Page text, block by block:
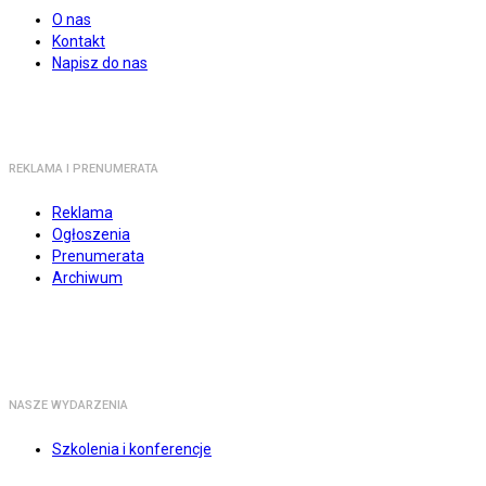
O nas
Kontakt
Napisz do nas
REKLAMA I PRENUMERATA
Reklama
Ogłoszenia
Prenumerata
Archiwum
NASZE WYDARZENIA
Szkolenia i konferencje